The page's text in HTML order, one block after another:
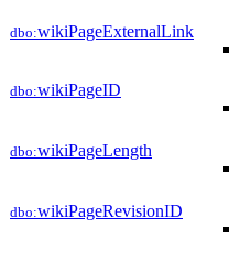
dbo:wikiPageExternalLink
dbo:wikiPageID
dbo:wikiPageLength
dbo:wikiPageRevisionID